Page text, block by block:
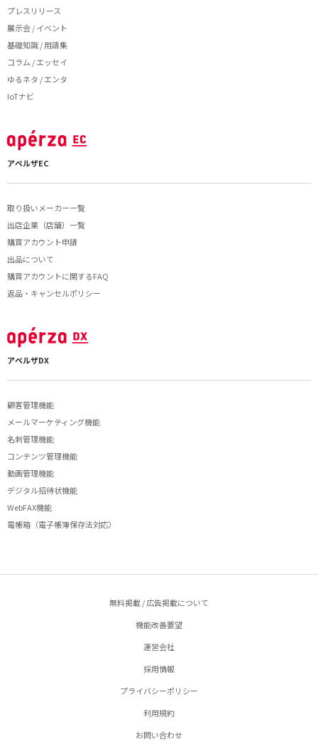
プレスリリース
展示会 / イベント
基礎知識 / 用語集
コラム / エッセイ
ゆるネタ / エンタ
IoTナビ
アペルザEC
取り扱いメーカー一覧
出店企業（店舗）一覧
購買アカウント申請
出品について
購買アカウントに関するFAQ
返品・キャンセルポリシー
アペルザDX
顧客管理機能
メールマーケティング機能
名刺管理機能
コンテンツ管理機能
動画管理機能
デジタル招待状機能
WebFAX機能
電帳箱（電子帳簿保存法対応）
無料掲載 / 広告掲載について
機能改善要望
運営会社
採用情報
プライバシーポリシー
利用規約
お問い合わせ